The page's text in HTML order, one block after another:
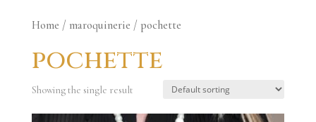
Home / maroquinerie / pochette
pochette
Showing the single result